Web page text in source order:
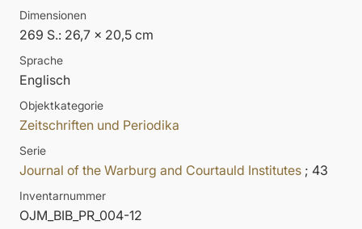
Dimensionen
269 S.: 26,7 x 20,5 cm
Sprache
Englisch
Objektkategorie
Zeitschriften und Periodika
Serie
Journal of the Warburg and Courtauld Institutes ; 43
Inventarnummer
OJM_BIB_PR_004-12